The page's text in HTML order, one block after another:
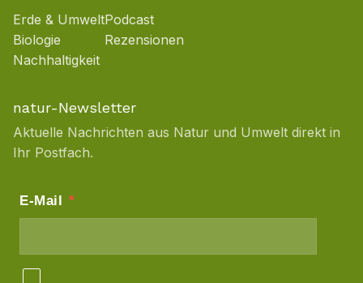
Erde & Umwelt
Biologie
Nachhaltigkeit
Podcast
Rezensionen
natur-Newsletter
Aktuelle Nachrichten aus Natur und Umwelt direkt in
Ihr Postfach.